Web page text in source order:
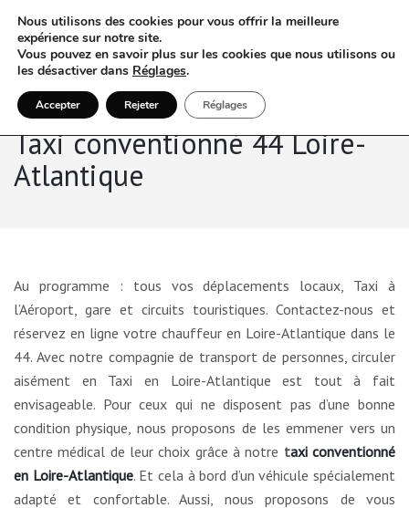
Taxi conventionné 44 Loire-
Atlantique
Au programme : tous vos déplacements locaux, Taxi à
l’Aéroport, gare et circuits touristiques. Contactez-nous et
réservez en ligne votre chauffeur en Loire-Atlantique dans le
44. Avec notre compagnie de transport de personnes, circuler
aisément en Taxi en Loire-Atlantique est tout à fait
envisageable. Pour ceux qui ne disposent pas d’une bonne
condition physique, nous proposons de les emmener vers un
centre médical de leur choix grâce à notre taxi conventionné
en Loire-Atlantique. Et cela à bord d’un véhicule spécialement
adapté et confortable. Aussi, nous proposons de vous
Nous utilisons des cookies pour vous offrir la meilleure
expérience sur notre site.
Vous pouvez en savoir plus sur les cookies que nous utilisons ou
les désactiver dans Réglages.
Accepter Rejeter Réglages